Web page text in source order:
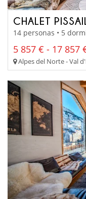
CHALET
14 personas • 5
5 857 € - 17 857
Alpes del Norte - Val